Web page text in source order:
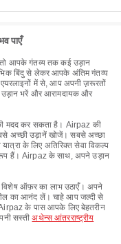
पाएँ
तो आपके गंतव्य तक कई उड़ान
बिंदु से लेकर आपके अंतिम गंतव्य
में से, आप अपनी ज़रूरतों
भरें और आरामदायक और
मदद कर सकता है। Airpaz की
अच्छी उड़ानें खोजें। सबसे अच्छा
के लिए अतिरिक्त सेवा विकल्प
हैं। Airpaz के साथ, अपने उड़ान
विशेष ऑफ़र का लाभ उठाएँ। अपने
का आनंद लें। चाहे आप जल्दी से
Airpaz के पास आपके लिए बेहतरीन
सस्तीअथेन्स आंतरराष्ट्रीय